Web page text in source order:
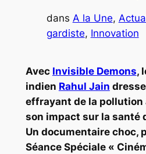
dans A la Une,
gardiste, Innovation
Avec Invisible Demons,
indien Rahul Jain
effrayant de la pollution
son impact sur la santé
Un documentaire choc,
Séance Spéciale «